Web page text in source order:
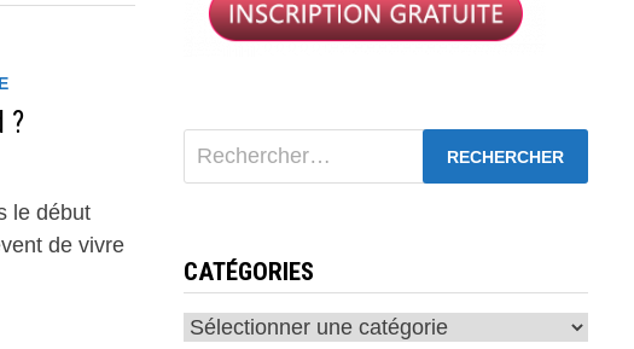
?
le début
de vivre
Rechercher :
CATÉGORIES
Catégories